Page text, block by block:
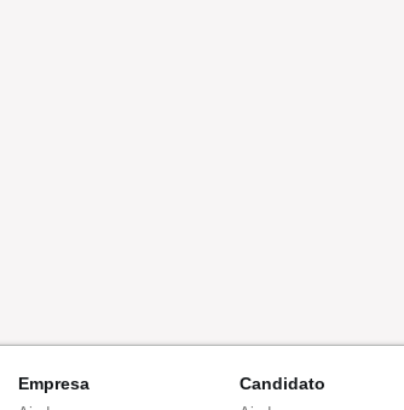
Empresa Candidato